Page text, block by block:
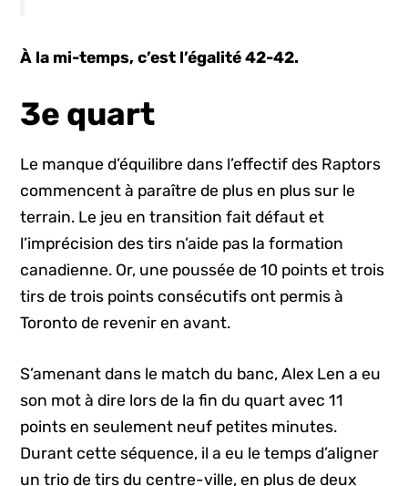
À la mi-temps, c’est l’égalité 42-42.
3e quart
Le manque d’équilibre dans l’effectif des Raptors
commencent à paraître de plus en plus sur le
terrain. Le jeu en transition fait défaut et
l’imprécision des tirs n’aide pas la formation
canadienne. Or, une poussée de 10 points et trois
tirs de trois points consécutifs ont permis à
Toronto de revenir en avant.
S’amenant dans le match du banc, Alex Len a eu
son mot à dire lors de la fin du quart avec 11
points en seulement neuf petites minutes.
Durant cette séquence, il a eu le temps d’aligner
un trio de tirs du centre-ville, en plus de deux